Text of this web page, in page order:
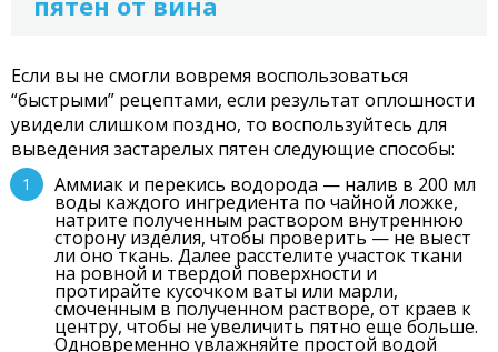
Если вы не смогли вовремя воспользоваться
“быстрыми” рецептами, если результат оплошности
увидели слишком поздно, то воспользуйтесь для
выведения застарелых пятен следующие способы:
Аммиак и перекись водорода — налив в 200 мл
воды каждого ингредиента по чайной ложке,
натрите полученным раствором внутреннюю
сторону изделия, чтобы проверить — не выест
ли оно ткань. Далее расстелите участок ткани
на ровной и твердой поверхности и
протирайте кусочком ваты или марли,
смоченным в полученном растворе, от краев к
центру, чтобы не увеличить пятно еще больше.
Одновременно увлажняйте простой водой